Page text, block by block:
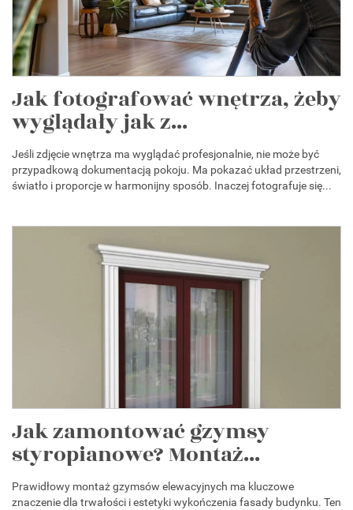
Jak fotografować wnętrza, żeby
wyglądały jak z...
Jeśli zdjęcie wnętrza ma wyglądać profesjonalnie, nie może być
przypadkową dokumentacją pokoju. Ma pokazać układ przestrzeni,
światło i proporcje w harmonijny sposób. Inaczej fotografuje się...
Jak zamontować gzymsy
styropianowe? Montaż...
Prawidłowy montaż gzymsów elewacyjnych ma kluczowe
znaczenie dla trwałości i estetyki wykończenia fasady budynku. Ten